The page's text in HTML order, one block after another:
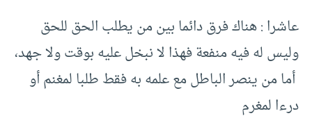
عاشرا : هناك فرق دائما بين من يطلب الحق للحق
وليس له فيه منفعة فهذا لا نبخل عليه بوقت ولا جهد،
أما من ينصر الباطل مع علمه به فقط طلبا لمغنم أو
درءا لمغرم